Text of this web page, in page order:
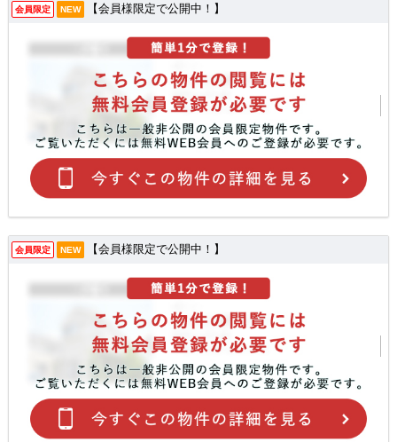
会員限定 NEW 【会員様限定で公開中！】
会員限定 NEW 【会員様限定で公開中！】